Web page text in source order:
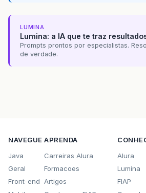
LUMINA
Lumina: a IA que te traz
Prompts prontos por especialistas.
de verdade.
NAVEGUE
Java
Geral
Front-end
APRENDA
Carreiras Alura
Formacoes
Artigos
Alura
Lumina
FIAP